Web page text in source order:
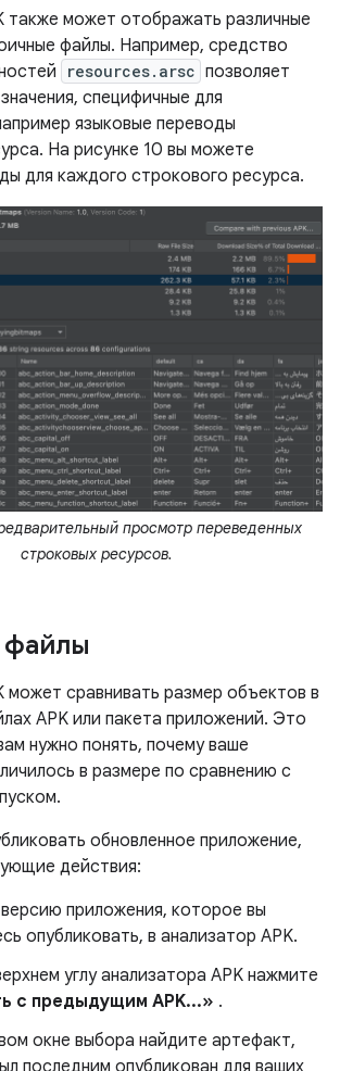
также может отображать различные
файлы. Например, средство
resources.arsc позволяет
специфичные для
языковые переводы
На рисунке 10 вы можете
для каждого строкового ресурса.
просмотр переведенных
строковых ресурсов.
файлы
может сравнивать размер объектов в
APK или пакета приложений. Это
нужно понять, почему ваше
в размере по сравнению с
обновленное приложение,
действия:
приложения, которое вы
опубликовать, в анализатор APK.
углу анализатора APK нажмите
с предыдущим APK...» .
окне выбора найдите артефакт,
последним опубликован для ваших